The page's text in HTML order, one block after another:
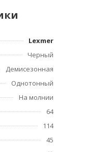
Lexmer
Черный
Демисезонная
Однотонный
На молнии
64
114
45